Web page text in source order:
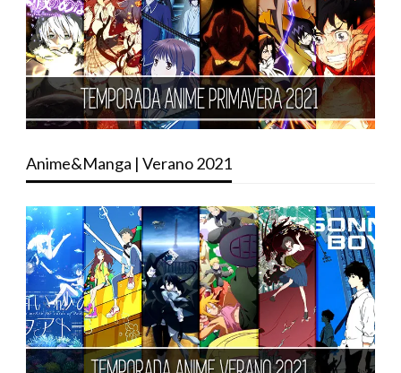
Anime&Manga | Verano 2021